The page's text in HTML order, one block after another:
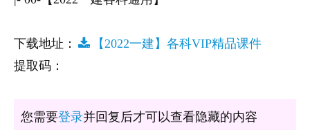
下载地址：
【2022一建】各科VIP精品课件
提取码：
您需要登录并回复后才可以查看隐藏的内容